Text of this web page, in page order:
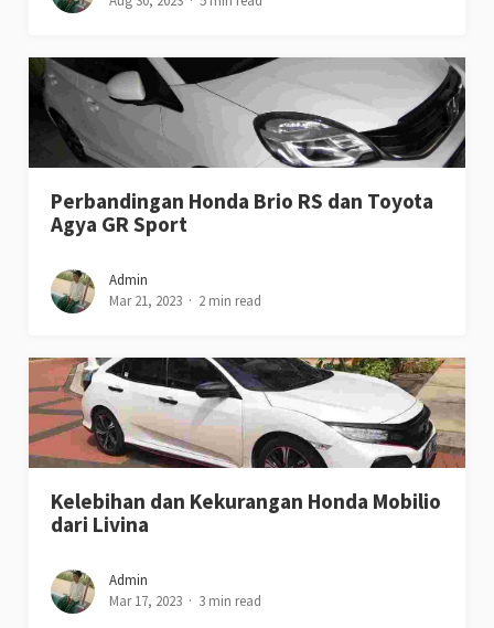
Perbandingan Honda Brio RS dan Toyota
Agya GR Sport
Admin
Mar 21, 2023
2 min read
Kelebihan dan Kekurangan Honda Mobilio
dari Livina
Admin
Mar 17, 2023
3 min read